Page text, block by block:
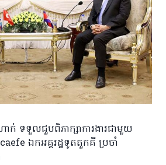
ាក់ ទទួលជួបពិភាក្សាការងារជាមួយ
ឯកអគ្គរដ្ឋទូតតួកគី ប្រចាំ